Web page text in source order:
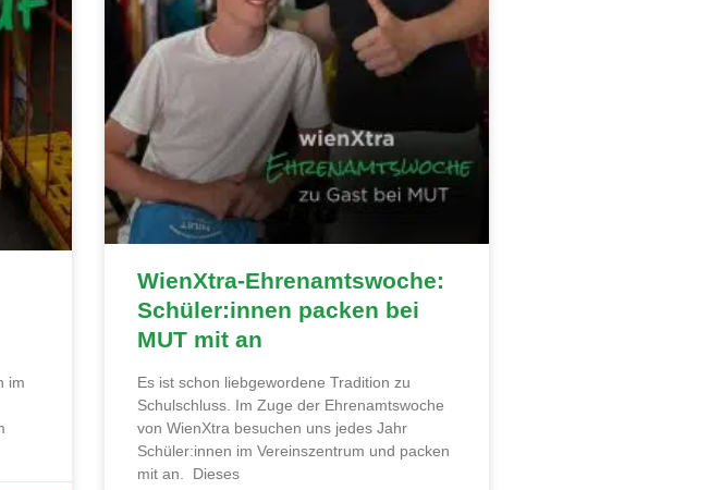
im
WienXtra-Ehrenamtswoche:
Schüler:innen packen bei
MUT mit an
Es ist schon liebgewordene Tradition zu
Schulschluss. Im Zuge der Ehrenamtswoche
von WienXtra besuchen uns jedes Jahr
Schüler:innen im Vereinszentrum und packen
mit an. Dieses